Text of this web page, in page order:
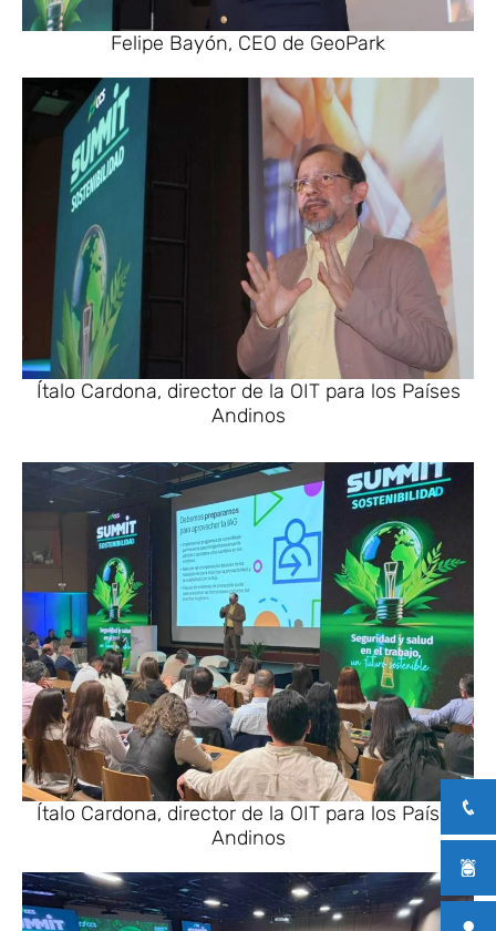
Felipe Bayón, CEO de GeoPark
Ítalo Cardona, director de la OIT para los Países
Andinos
Ítalo Cardona, director de la OIT para los Países
Andinos